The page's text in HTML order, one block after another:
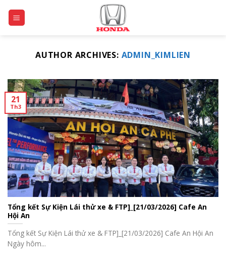
AUTHOR ARCHIVES: ADMIN_KIMLIEN
Tổng kết Sự Kiện Lái thử xe & FTP]_[21/03/2026] Cafe An
Hội An
Tổng kết Sự Kiện Lái thử xe & FTP]_[21/03/2026] Cafe An Hội An
Ngày hôm...
21
Th3